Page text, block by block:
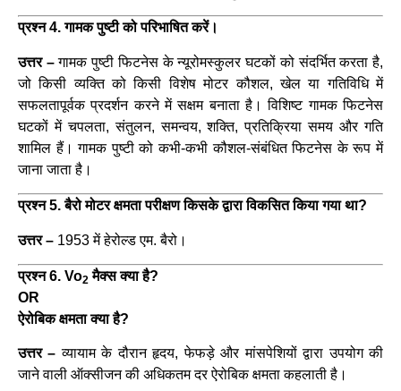
प्रश्न 4. गामक पुष्टी को परिभाषित करें।
उत्तर –गामक पुष्टी फिटनेस के न्यूरोमस्कुलर घटकों को संदर्भित करता है,
जो किसी व्यक्ति को किसी विशेष मोटर कौशल, खेल या गतिविधि में
सफलतापूर्वक प्रदर्शन करने में सक्षम बनाता है। विशिष्ट गामक फिटनेस
घटकों में चपलता, संतुलन, समन्वय, शक्ति, प्रतिक्रिया समय और गति
शामिल हैं। गामक पुष्टी को कभी-कभी कौशल-संबंधित फिटनेस के रूप में
जाना जाता है।
प्रश्न 5. बैरो मोटर क्षमता परीक्षण किसके द्वारा विकसित किया गया था?
उत्तर – 1953 में हेरोल्ड एम. बैरो।
प्रश्न 6. Vo2 मैक्स क्या है?
OR
ऐरोबिक क्षमता क्या है?
उत्तर – व्यायाम के दौरान हृदय, फेफड़े और मांसपेशियों द्वारा उपयोग की
जाने वाली ऑक्सीजन की अधिकतम दर ऐरोबिक क्षमता कहलाती है।